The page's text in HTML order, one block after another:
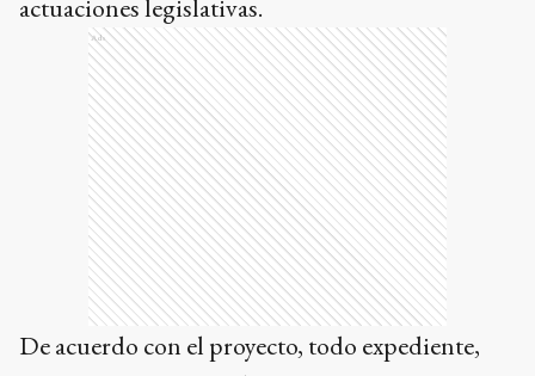
actuaciones legislativas.
Ads
De acuerdo con el proyecto, todo expediente,